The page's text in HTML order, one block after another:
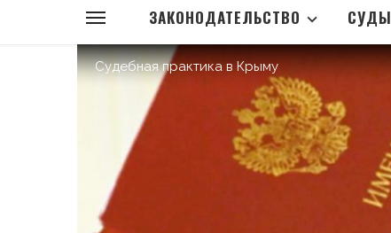
ЗАКОНОДАТЕЛЬСТВО СУДЫ
Судебная практика в Крыму